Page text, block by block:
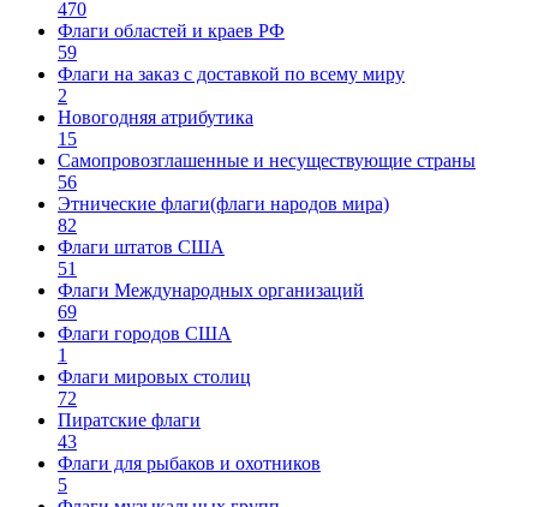
470
Флаги областей и краев РФ
59
Флаги на заказ с доставкой по всему миру
2
Новогодняя атрибутика
15
Самопровозглашенные и несуществующие страны
56
Этнические флаги(флаги народов мира)
82
Флаги штатов США
51
Флаги Международных организаций
69
Флаги городов США
1
Флаги мировых столиц
72
Пиратские флаги
43
Флаги для рыбаков и охотников
5